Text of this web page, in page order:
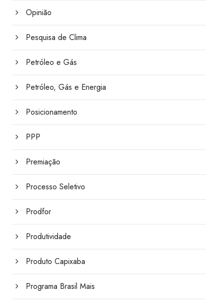
Opinião
Pesquisa de Clima
Petróleo e Gás
Petróleo, Gás e Energia
Posicionamento
PPP
Premiação
Processo Seletivo
Prodfor
Produtividade
Produto Capixaba
Programa Brasil Mais